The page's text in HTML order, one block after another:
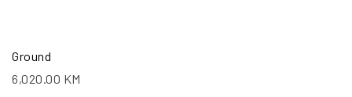
Ground
6,020.00 KM